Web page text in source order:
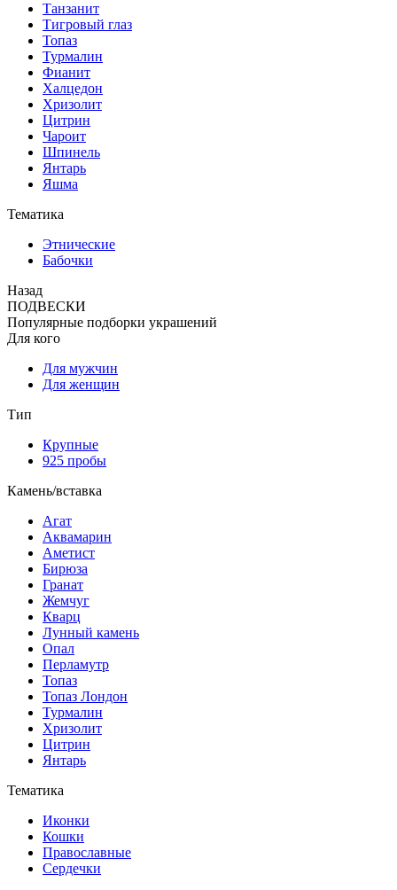
Танзанит
Тигровый глаз
Топаз
Турмалин
Фианит
Халцедон
Хризолит
Цитрин
Чароит
Шпинель
Янтарь
Яшма
Тематика
Этнические
Бабочки
Назад
ПОДВЕСКИ
Популярные подборки украшений
Для кого
Для мужчин
Для женщин
Тип
Крупные
925 пробы
Камень/вставка
Агат
Аквамарин
Аметист
Бирюза
Гранат
Жемчуг
Кварц
Лунный камень
Опал
Перламутр
Топаз
Топаз Лондон
Турмалин
Хризолит
Цитрин
Янтарь
Тематика
Иконки
Кошки
Православные
Сердечки